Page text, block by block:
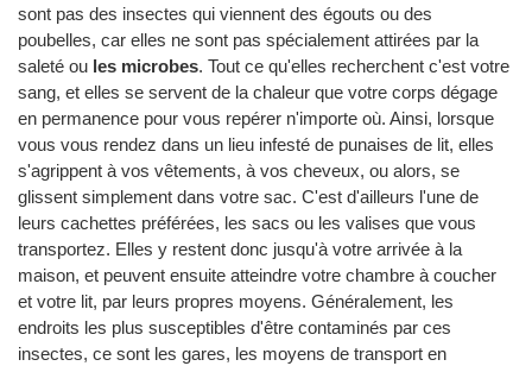
sont pas des insectes qui viennent des égouts ou des
poubelles, car elles ne sont pas spécialement attirées par la
saleté ou les microbes. Tout ce qu'elles recherchent c'est votre
sang, et elles se servent de la chaleur que votre corps dégage
en permanence pour vous repérer n'importe où. Ainsi, lorsque
vous vous rendez dans un lieu infesté de punaises de lit, elles
s'agrippent à vos vêtements, à vos cheveux, ou alors, se
glissent simplement dans votre sac. C'est d'ailleurs l'une de
leurs cachettes préférées, les sacs ou les valises que vous
transportez. Elles y restent donc jusqu'à votre arrivée à la
maison, et peuvent ensuite atteindre votre chambre à coucher
et votre lit, par leurs propres moyens. Généralement, les
endroits les plus susceptibles d'être contaminés par ces
insectes, ce sont les gares, les moyens de transport en